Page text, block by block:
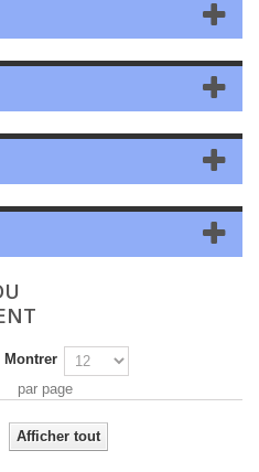
Montrer
par page
Afficher tout